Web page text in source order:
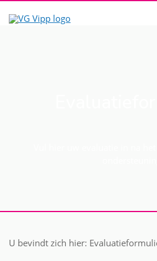
U bevindt zich hier: